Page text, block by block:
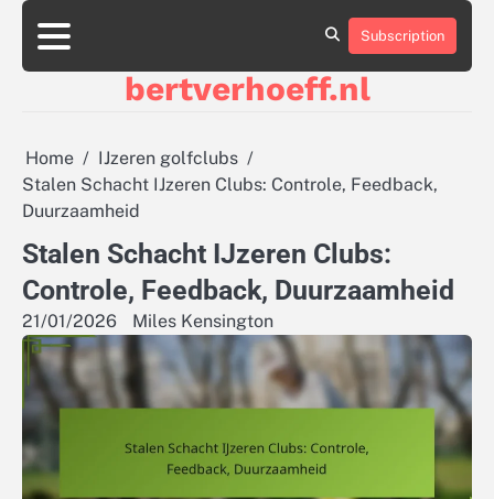
Skip
content
About
Contact
Cookie
Privacy
Sitemap
Terms
Conditions
Subscription
bertverhoeff.nl
Home
IJzeren golfclubs
Stalen Schacht IJzeren Clubs: Controle, Feedback,
Duurzaamheid
Stalen Schacht IJzeren Clubs:
Controle, Feedback, Duurzaamheid
21/01/2026 Miles Kensington